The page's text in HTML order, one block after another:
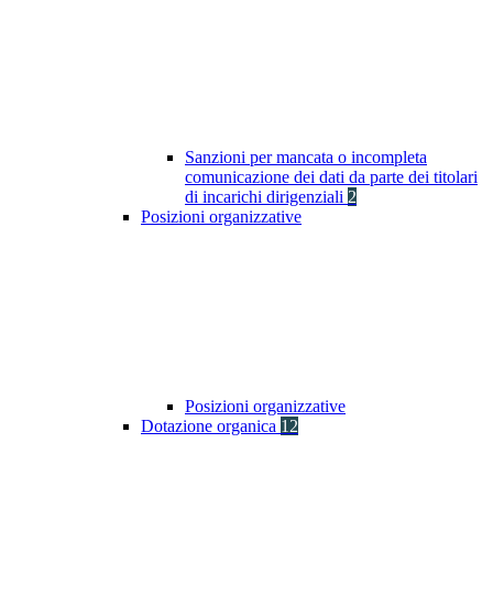
Sanzioni per mancata o incompleta
comunicazione dei dati da parte dei titolari
di incarichi dirigenziali 2
Posizioni organizzative
Posizioni organizzative
Dotazione organica 12